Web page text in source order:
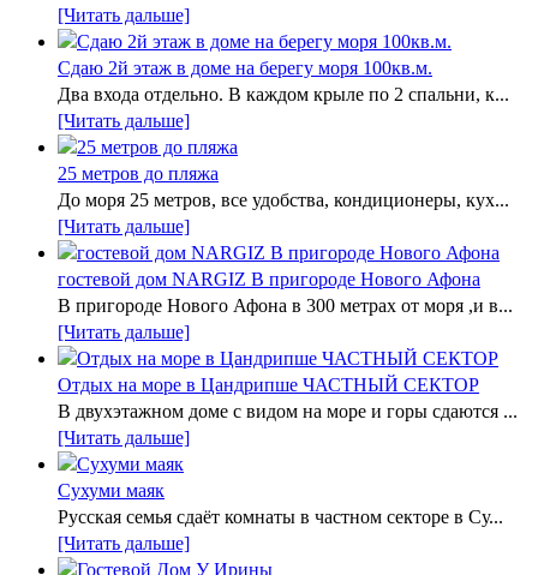
[Читать дальше]
Сдаю 2й этаж в доме на берегу моря 100кв.м.
Два входа отдельно. В каждом крыле по 2 спальни, к...
[Читать дальше]
25 метров до пляжа
До моря 25 метров, все удобства, кондиционеры, кух...
[Читать дальше]
гостевой дом NARGIZ В пригороде Нового Афона
В пригороде Нового Афона в 300 метрах от моря ,и в...
[Читать дальше]
Отдых на море в Цандрипше ЧАСТНЫЙ СЕКТОР
В двухэтажном доме с видом на море и горы сдаются ...
[Читать дальше]
Сухуми маяк
Русская семья сдаёт комнаты в частном секторе в Су...
[Читать дальше]